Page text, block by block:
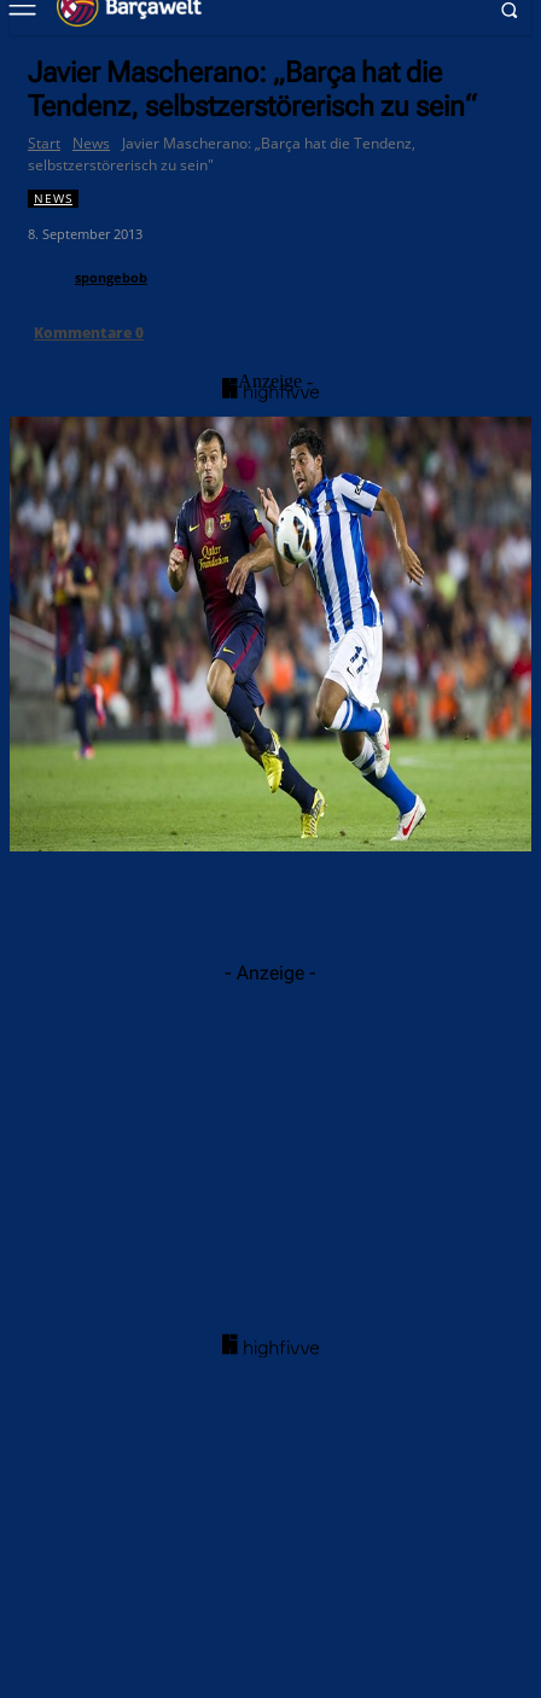
Javier Mascherano: „Barça hat die
Tendenz, selbstzerstörerisch zu sein“
Start News
Javier Mascherano: „Barça hat die Tendenz,
selbstzerstörerisch zu sein"
NEWS
8. September 2013
spongebob
Kommentare0
- Anzeige -
- Anzeige -